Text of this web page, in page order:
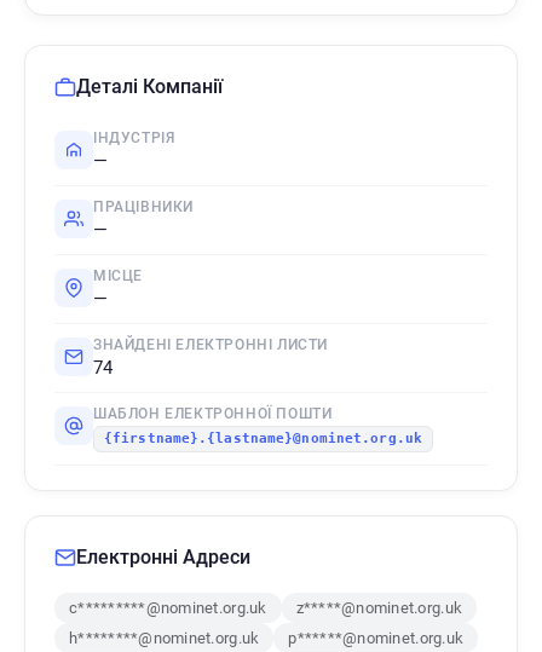
Деталі Компанії
ІНДУСТРІЯ
—
ПРАЦІВНИКИ
—
МІСЦЕ
—
ЗНАЙДЕНІ ЕЛЕКТРОННІ ЛИСТИ
74
ШАБЛОН ЕЛЕКТРОННОЇ ПОШТИ
{firstname}.{lastname}@nominet.org.uk
Електронні Адреси
c*********@nominet.org.uk
z*****@nominet.org.uk
h********@nominet.org.uk
p******@nominet.org.uk